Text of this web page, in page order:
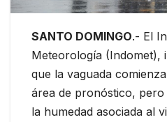
SANTO DOMINGO.- El
Meteorología (Indomet),
que la vaguada
área de pronóstico,
la humedad asociada al